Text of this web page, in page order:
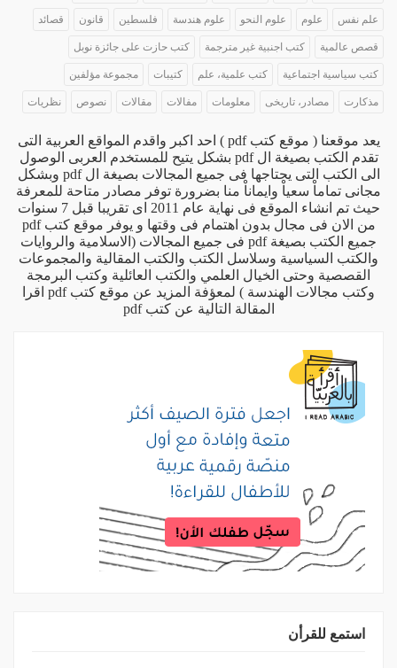
علم نفس علوم علوم النحو علوم هندسة فلسطين قانون قصائد
قصص عالمية كتب اجنبية غير مترجمة كتب حازت على جائزة نوبل
كتب سياسية اجتماعية كتب علمية، علم كتيبات مجموعة مؤلفين
مذكارت مصادر، تاريخى معلومات مفالات مقالات نصوص نظريات
يعد موقعنا ( موقع كتب pdf ) احد اكبر واقدم المواقع العربية التى
تقدم الكتب بصيغة ال pdf بشكل يتيح للمستخدم العربى الوصول
الى الكتب التى يحتاجها فى جميع المجالات بصيغة ال pdf وبشكل
مجانى تماماْ سعياْ وايماناْ منا بضرورة توفر مصادر متاحة للمعرفة
حيث تم انشاء الموقع فى نهاية عام 2011 اى تقريبا قبل 7 سنوات
من الان فى مجال بدون اهتمام فى وقتها و يوفر موقع كتب pdf
جميع الكتب بصيغة pdf فى جميع المجالات (الاسلامية والروايات
والكتب السياسية وسلاسل الكتب والكتب المقالية والمجموعات
القصصية وحتى الخيال العلمي والكتب العائلية وكتب البرمجة
وكتب مجالات الهندسة ) لمعؤفة المزيد عن موقع كتب pdf اقرا
المقالة التالية عن كتب pdf
استمع للقرأن